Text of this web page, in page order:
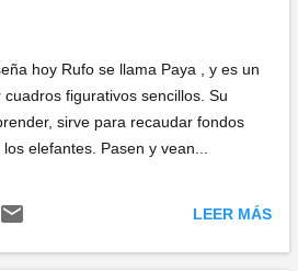
hoy Rufo se llama Paya , y es un
figurativos sencillos. Su
sirve para recaudar fondos
elefantes. Pasen y vean...
LEER MÁS